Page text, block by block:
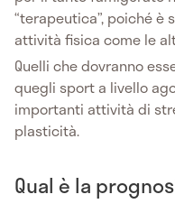
“terapeutica”, poiché
attività fisica come le
Quelli che dovranno
quegli sport a livello
importanti attività di
plasticità.
Qual è la